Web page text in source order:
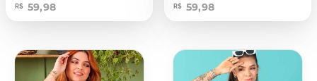
R$ 59,98 R$ 59,98